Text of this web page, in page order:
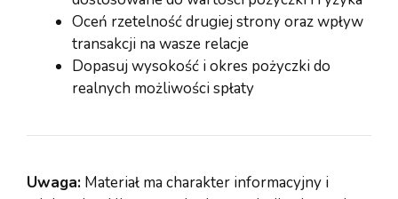
Oceń rzetelność drugiej strony oraz wpływ
transakcji na wasze relacje
Dopasuj wysokość i okres pożyczki do
realnych możliwości spłaty
Uwaga: Materiał ma charakter informacyjny i